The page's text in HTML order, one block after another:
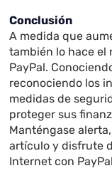
Conclusión
A medida que
también lo hace el
PayPal.
reconociendo los
medidas de
proteger sus
Manténgase
artículo y disfrute
Internet con